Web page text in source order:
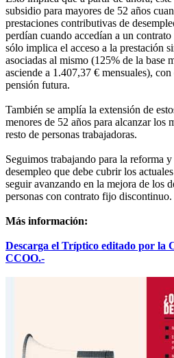
subsidio para mayores de 52 años
prestaciones contributivas de
perdían cuando accedían a un
sólo implica el acceso a la prestación
asociadas al mismo (125% de la base
asciende a 1.407,37 € mensuales),
pensión futura.
También se amplía la extensión de
menores de 52 años para alcanzar los
resto de personas trabajadoras.
Seguimos trabajando para la reforma
desempleo que debe cubrir los
seguir avanzando en la mejora de los
personas con contrato fijo discontinuo.
Más información:
Descarga el Tríptico editado por la
CCOO.-